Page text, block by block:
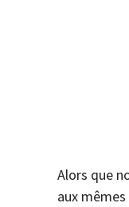
Alors que
aux